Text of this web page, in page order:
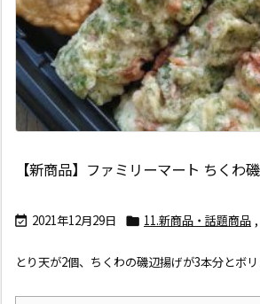
【新商品】ファミリーマート ちくわ
 2021年12月29日  11.新商品・話題商品 ,
とり天が2個、ちくわの磯辺揚げが3本分とボ